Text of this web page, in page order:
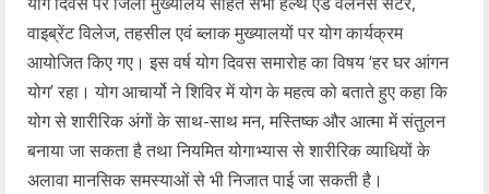
वाइब्रेंट विलेज, तहसील एवं ब्लाक मुख्यालयों पर योग कार्यक्रम
आयोजित किए गए। इस वर्ष योग दिवस समारोह का विषय ‘हर घर आंगन
योग’ रहा। योग आचार्यो ने शिविर में योग के महत्व को बताते हुए कहा कि
योग से शारीरिक अंगों के साथ-साथ मन, मस्तिष्क और आत्मा में संतुलन
बनाया जा सकता है तथा नियमित योगाभ्यास से शारीरिक व्याधियों के
अलावा मानसिक समस्याओं से भी निजात पाई जा सकती है।